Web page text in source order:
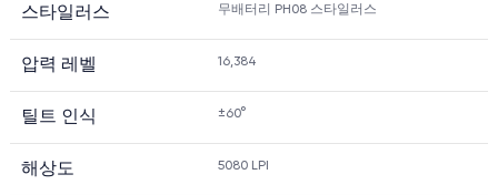
스타일러스 무배터리 PH08 스타일러스
압력 레벨 16,384
틸트 인식 ±60°
해상도 5080 LPI